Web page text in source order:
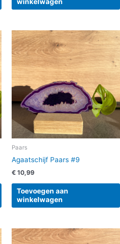
Paars
Agaatschijf Paars #9
€ 10,99
Toevoegen aan
winkelwagen